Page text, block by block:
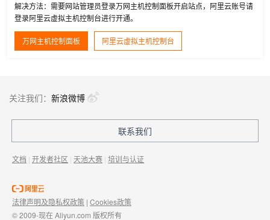
解决方法：需要网站管理员登录万网主机控制面板开启站点，阿里云账号请
登录阿里云虚拟主机控制台进行开通。
万网主机控制面板 阿里云虚拟主机控制台